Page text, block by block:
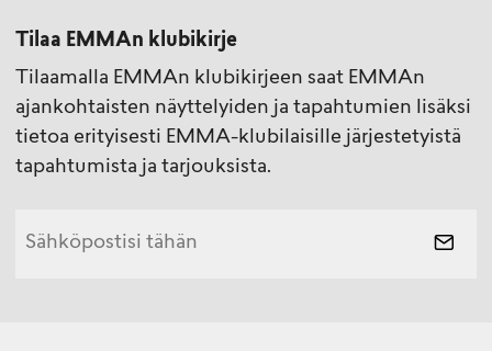
Tilaa EMMAn klubikirje
Tilaamalla EMMAn klubikirjeen saat EMMAn
ajankohtaisten näyttelyiden ja tapahtumien lisäksi
tietoa erityisesti EMMA-klubilaisille järjestetyistä
tapahtumista ja tarjouksista.